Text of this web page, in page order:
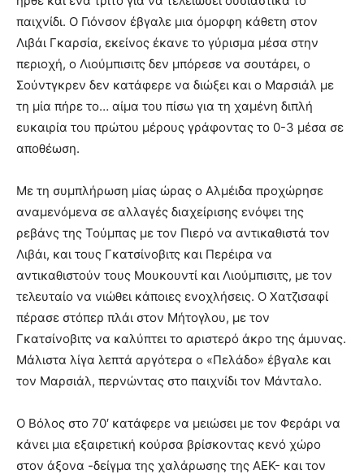
παιχνίδι. Ο Γιόνσον έβγαλε μια όμορφη κάθετη στον
Λιβάι Γκαρσία, εκείνος έκανε το γύρισμα μέσα στην
περιοχή, ο Λιούμπισιτς δεν μπόρεσε να σουτάρει, ο
Σούντγκρεν δεν κατάφερε να διώξει και ο Μαρσιάλ με
τη μία πήρε το… αίμα του πίσω για τη χαμένη διπλή
ευκαιρία του πρώτου μέρους γράφοντας το 0-3 μέσα σε
αποθέωση.
Με τη συμπλήρωση μίας ώρας ο Αλμέιδα προχώρησε
αναμενόμενα σε αλλαγές διαχείρισης ενόψει της
ρεβάνς της Τούμπας με τον Πιερό να αντικαθιστά τον
Λιβάι, και τους Γκατσίνοβιτς και Περέιρα να
αντικαθιστούν τους Μουκουντί και Λιούμπισιτς, με τον
τελευταίο να νιώθει κάποιες ενοχλήσεις. Ο Χατζισαφί
πέρασε στόπερ πλάι στον Μήτογλου, με τον
Γκατσίνοβιτς να καλύπτει το αριστερό άκρο της άμυνας.
Μάλιστα λίγα λεπτά αργότερα ο «Πελάδο» έβγαλε και
τον Μαρσιάλ, περνώντας στο παιχνίδι τον Μάνταλο.
Ο Βόλος στο 70′ κατάφερε να μειώσει με τον Φεράρι να
κάνει μια εξαιρετική κούρσα βρίσκοντας κενό χώρο
στον άξονα -δείγμα της χαλάρωσης της ΑΕΚ- και τον